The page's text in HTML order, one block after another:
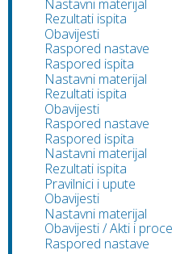
Nastavni materijal
Rezultati ispita
Obavijesti
Raspored nastave
Raspored ispita
Nastavni materijal
Rezultati ispita
Obavijesti
Raspored nastave
Raspored ispita
Nastavni materijal
Rezultati ispita
Pravilnici i upute
Obavijesti
Nastavni materijal
Obavijesti / Akti i
Raspored nastave